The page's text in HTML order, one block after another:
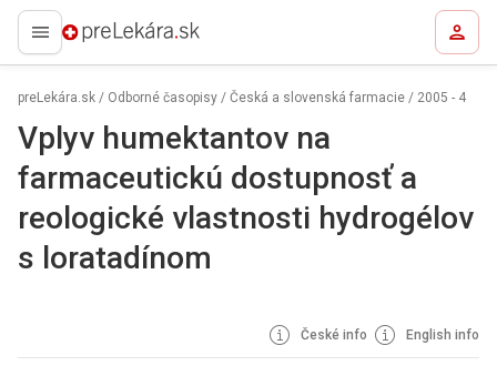
preLekára.sk
preLekára.sk / Odborné časopisy / Česká a slovenská farmacie / 2005 - 4
Vplyv humektantov na
farmaceutickú dostupnosť a
reologické vlastnosti hydrogélov
s loratadínom
České info English info